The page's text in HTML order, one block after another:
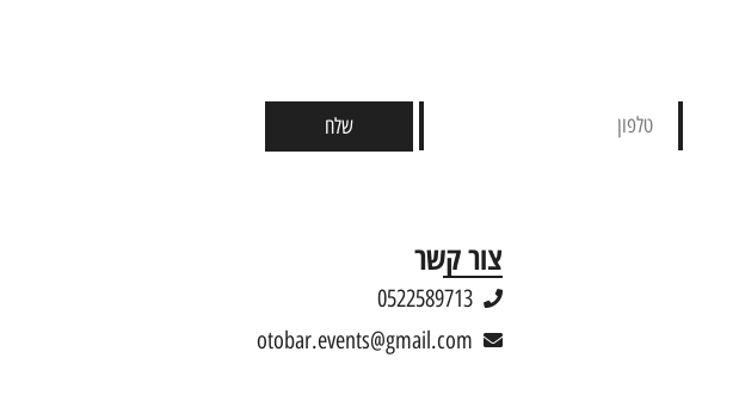
שלח
צור קשר
0522589713
otobar.events@gmail.com